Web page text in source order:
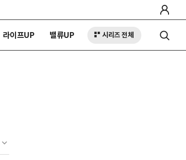
라이프UP 밸류UP 시리즈 전체